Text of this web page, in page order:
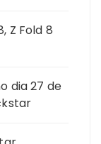
Z Fold 8
dia 27 de